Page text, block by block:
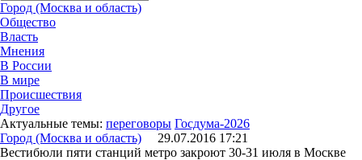
Город (Москва и область)
Общество
Власть
Мнения
В России
В мире
Происшествия
Другое
Актуальные темы: переговоры Госдума-2026
Город (Москва и область) 29.07.2016 17:21
Вестибюли пяти станций метро закроют 30-31 июля в Москве